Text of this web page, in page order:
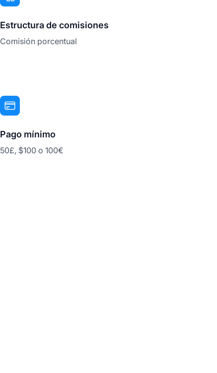
Estructura de comisiones
Comisión porcentual
Pago mínimo
50£, $100 o 100€